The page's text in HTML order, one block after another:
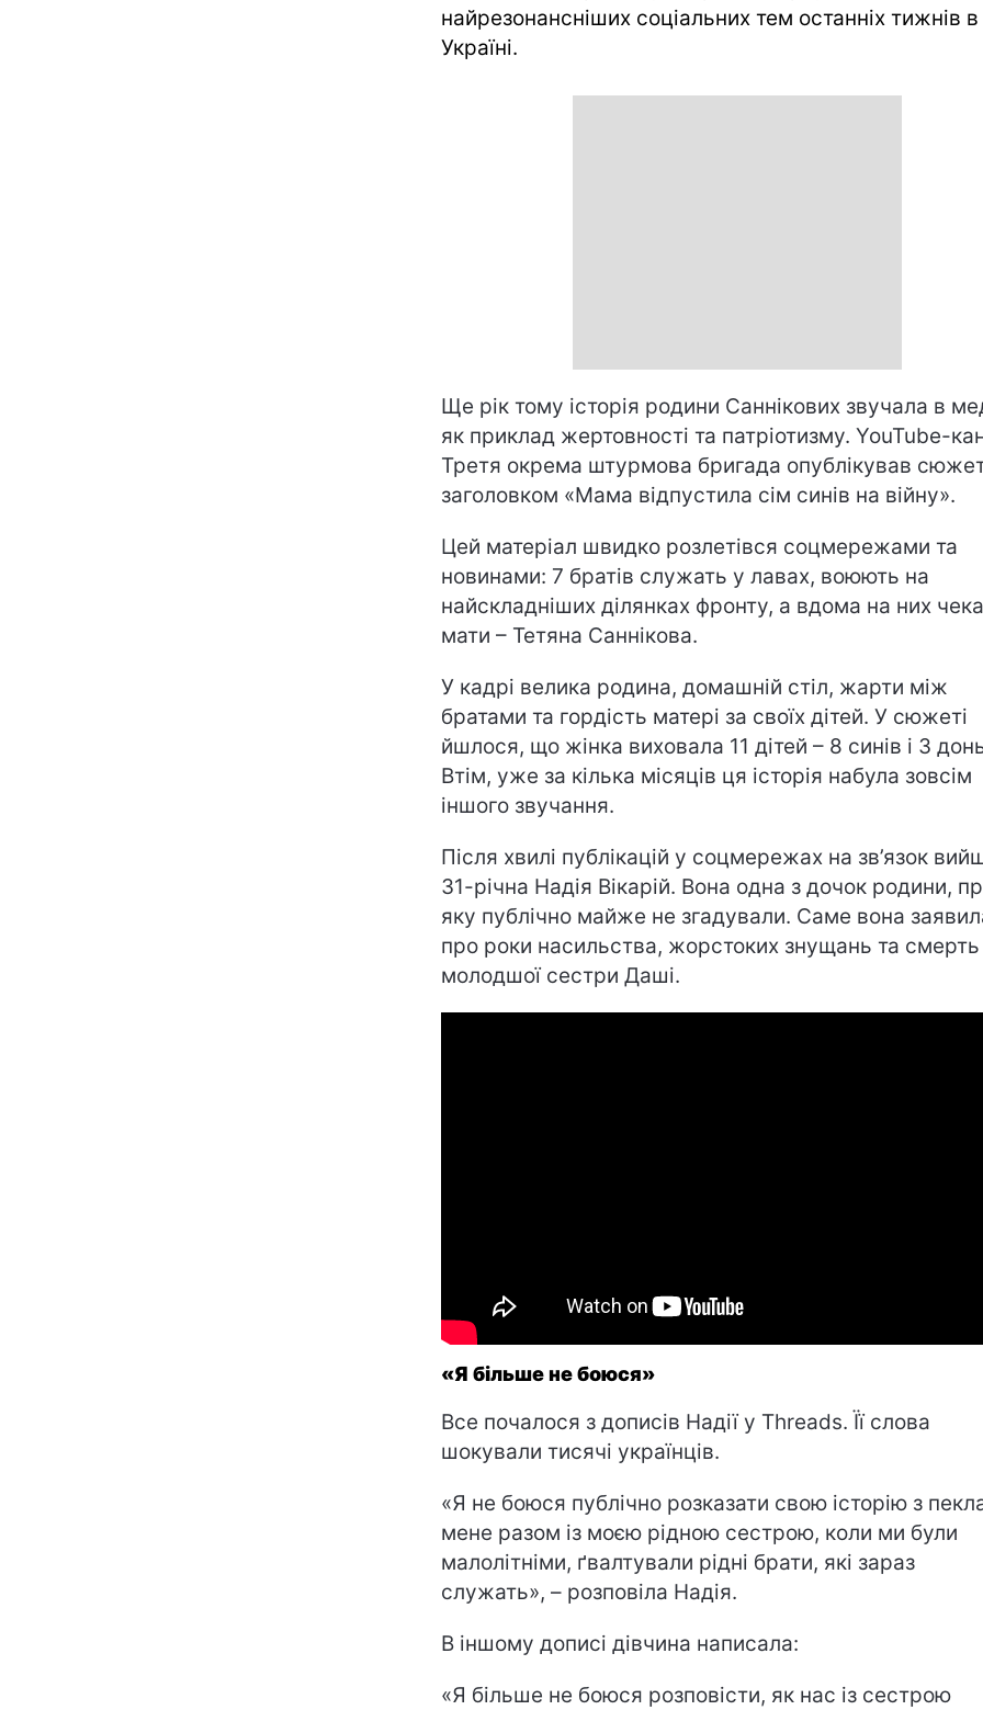
найрезонансніших соціальних тем останніх тижнів в
Україні.
Ще рік тому історія родини Саннікових звучала в
як приклад жертовності та патріотизму. YouTube-
Третя окрема штурмова бригада опублікував сюжет
заголовком «Мама відпустила сім синів на війну».
Цей матеріал швидко розлетівся соцмережами та
новинами: 7 братів служать у лавах, воюють на
найскладніших ділянках фронту, а вдома на них
мати – Тетяна Саннікова.
У кадрі велика родина, домашній стіл, жарти між
братами та гордість матері за своїх дітей. У сюжеті
йшлося, що жінка виховала 11 дітей – 8 синів і 3
Втім, уже за кілька місяців ця історія набула зовсім
іншого звучання.
Після хвилі публікацій у соцмережах на зв’язок
31-річна Надія Вікарій. Вона одна з дочок родини,
яку публічно майже не згадували. Саме вона
про роки насильства, жорстоких знущань та смерть
молодшої сестри Даші.
«Я більше не боюся»
Все почалося з дописів Надії у Threads. Її слова
шокували тисячі українців.
«Я не боюся публічно розказати свою історію з
мене разом із моєю рідною сестрою, коли ми були
малолітніми, ґвалтували рідні брати, які зараз
служать», – розповіла Надія.
В іншому дописі дівчина написала:
«Я більше не боюся розповісти, як нас із сестрою